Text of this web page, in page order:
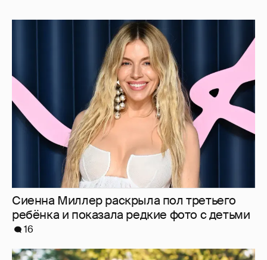
Сиенна Миллер раскрыла пол третьего
ребёнка и показала редкие фото с детьми
16